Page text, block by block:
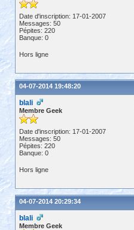
Date d'inscription: 17-01-2007
Messages: 50
Pépites: 220
Banque: 0
Hors ligne
04-07-2014 19:48:20
blali
Membre Geek
Date d'inscription: 17-01-2007
Messages: 50
Pépites: 220
Banque: 0
Hors ligne
04-07-2014 20:29:34
blali
Membre Geek